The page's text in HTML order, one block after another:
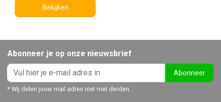
Bekijken
Abonneer je op onze nieuwsbrief
Abonneer
* Wij delen jouw mail adres niet met derden.